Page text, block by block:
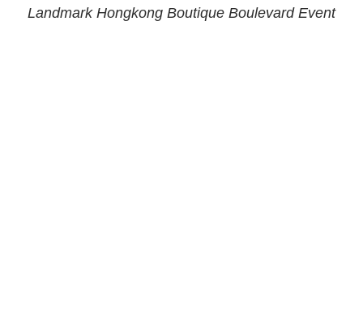
Landmark Hongkong Boutique Boulevard Event